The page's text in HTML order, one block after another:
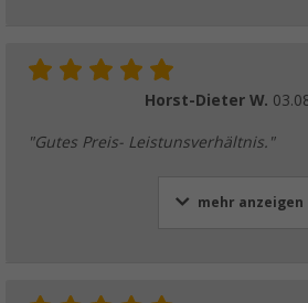
Horst-Dieter W.
"Gutes Preis- Leistunsverhältnis."
mehr anzeigen